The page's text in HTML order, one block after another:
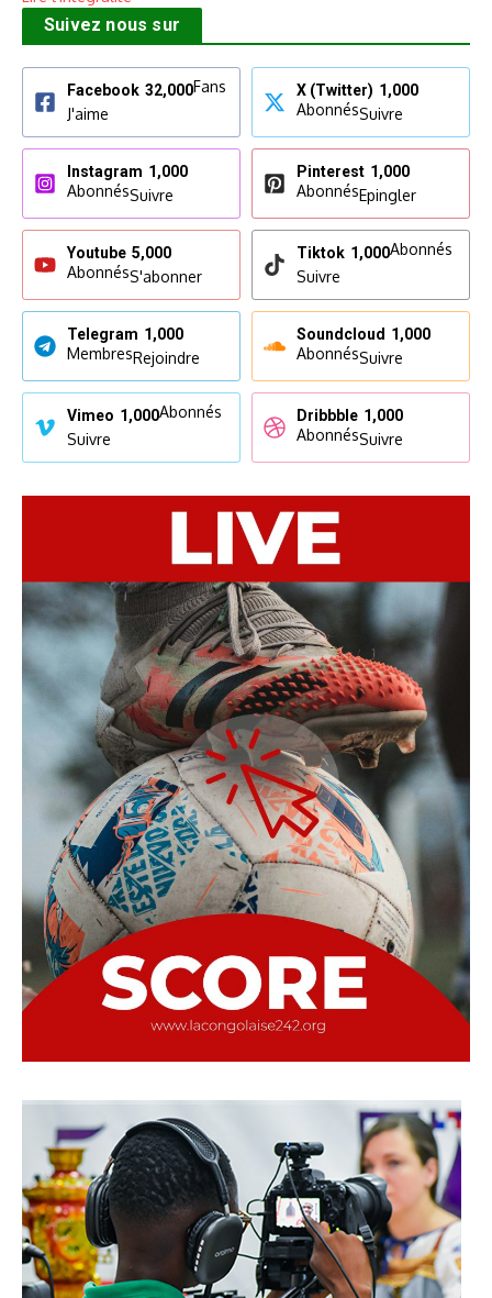
Suivez nous sur
Facebook 32,000Fans
J'aime
X (Twitter) 1,000
AbonnésSuivre
Instagram 1,000
AbonnésSuivre
Pinterest 1,000
AbonnésEpingler
Youtube 5,000
AbonnésS'abonner
Tiktok 1,000Abonnés
Suivre
Telegram 1,000
MembresRejoindre
Soundcloud 1,000
AbonnésSuivre
Vimeo 1,000Abonnés
Suivre
Dribbble 1,000
AbonnésSuivre